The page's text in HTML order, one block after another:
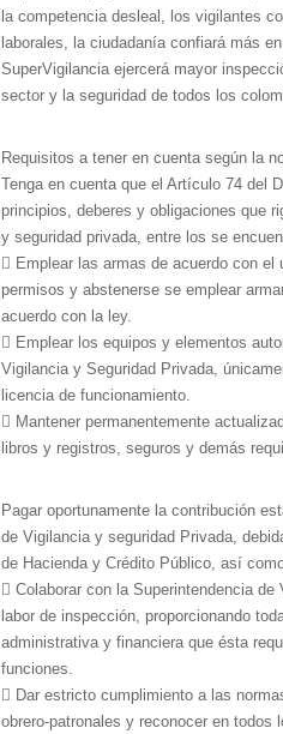
la competencia desleal, los vigilantes
laborales, la ciudadanía confiará más
SuperVigilancia ejercerá mayor
sector y la seguridad de todos los
Requisitos a tener en cuenta según la
Tenga en cuenta que el Artículo 74 del
principios, deberes y obligaciones que
y seguridad privada, entre los se
 Emplear las armas de acuerdo con
permisos y abstenerse se emplear
acuerdo con la ley.
 Emplear los equipos y elementos
Vigilancia y Seguridad Privada,
licencia de funcionamiento.
 Mantener permanentemente
libros y registros, seguros y demás
Pagar oportunamente la contribución
de Vigilancia y seguridad Privada,
de Hacienda y Crédito Público, así
 Colaborar con la Superintendencia
labor de inspección, proporcionando
administrativa y financiera que ésta
funciones.
 Dar estricto cumplimiento a las
obrero-patronales y reconocer en todos